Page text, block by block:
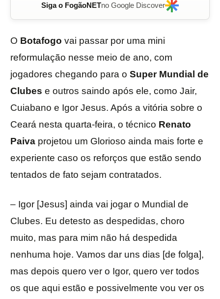
Siga o FogãoNETno Google Discover
O Botafogo vai passar por uma mini
reformulação nesse meio de ano, com
jogadores chegando para o Super Mundial de
Clubes e outros saindo após ele, como Jair,
Cuiabano e Igor Jesus. Após a vitória sobre o
Ceará nesta quarta-feira, o técnico Renato
Paiva projetou um Glorioso ainda mais forte e
experiente caso os reforços que estão sendo
tentados de fato sejam contratados.
– Igor [Jesus] ainda vai jogar o Mundial de
Clubes. Eu detesto as despedidas, choro
muito, mas para mim não há despedida
nenhuma hoje. Vamos dar uns dias [de folga],
mas depois quero ver o Igor, quero ver todos
os que aqui estão e possivelmente vou ver os